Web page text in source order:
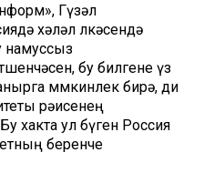
Гүзәл
хәләл өлкәсендә
намуссыз
бу билгене үз
мөмкинлек бирә, ди
рәисенең
хакта ул бүген Россия
беренче